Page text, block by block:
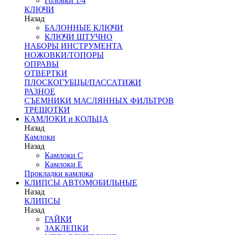
КЛЮЧИ
Назад
БАЛОННЫЕ КЛЮЧИ
КЛЮЧИ ШТУЧНО
НАБОРЫ ИНСТРУМЕНТА
НОЖОВКИ/ТОПОРЫ
ОПРАВЫ
ОТВЕРТКИ
ПЛОСКОГУБЦЫ/ПАССАТИЖИ
РАЗНОЕ
СЪЕМНИКИ МАСЛЯННЫХ ФИЛЬТРОВ
ТРЕЩОТКИ
КАМЛОКИ и КОЛЬЦА
Назад
Камлоки
Назад
Камлоки C
Камлоки Е
Прокладки камлока
КЛИПСЫ АВТОМОБИЛЬНЫЕ
Назад
КЛИПСЫ
Назад
ГАЙКИ
ЗАКЛЕПКИ